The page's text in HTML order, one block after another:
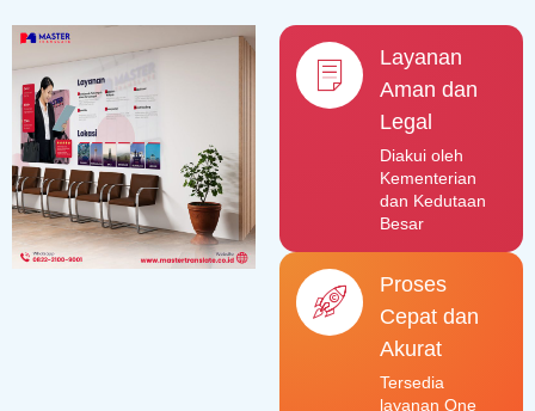
Layanan
Aman dan
Legal
Diakui oleh
Kementerian
dan Kedutaan
Besar
Proses
Cepat dan
Akurat
Tersedia
layanan One